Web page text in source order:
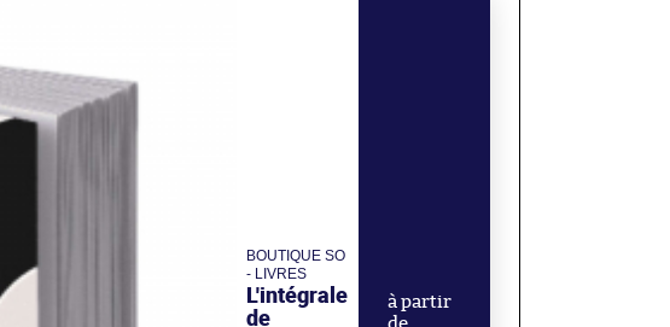
BOUTIQUE SO
- LIVRES
L'intégrale
de
à partir